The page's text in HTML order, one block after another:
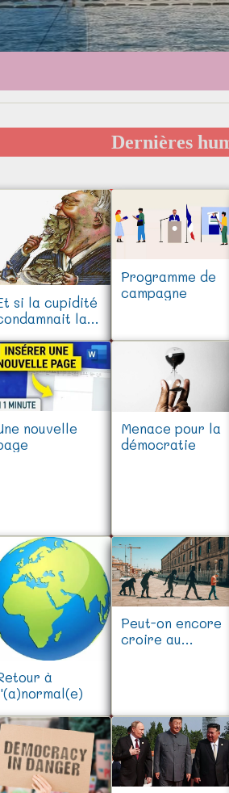
Dernières
si la cupidité
la
Programme de
campagne
nouvelle
Menace pour la
démocratie
à
Peut-on encore
croire au